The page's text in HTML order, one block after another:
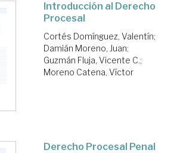
Introducción al Derecho
Procesal
Cortés Domínguez, Valentín;
Damián Moreno, Juan;
Guzmán Fluja, Vicente C.;
Moreno Catena, Víctor
Derecho Procesal Penal